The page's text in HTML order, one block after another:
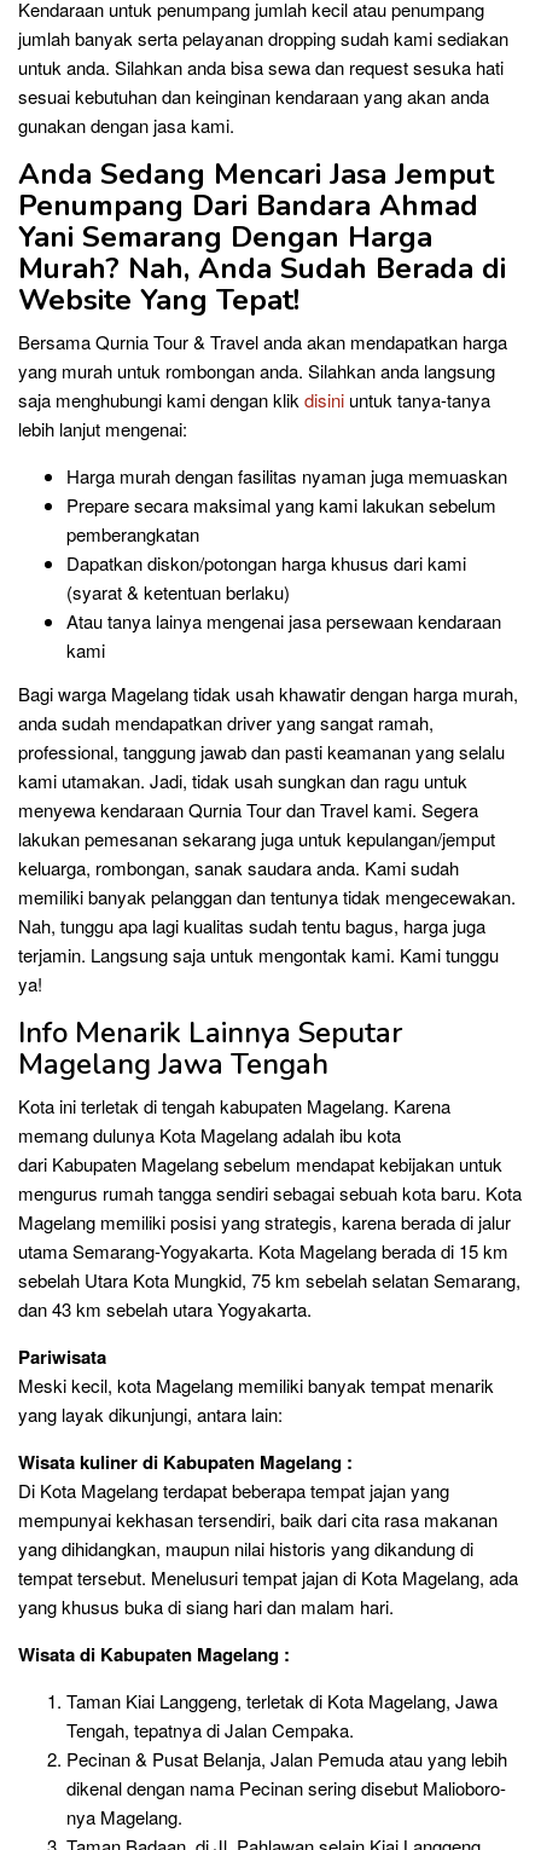
Kendaraan untuk penumpang jumlah kecil atau penumpang
jumlah banyak serta pelayanan dropping sudah kami sediakan
untuk anda. Silahkan anda bisa sewa dan request sesuka hati
sesuai kebutuhan dan keinginan kendaraan yang akan anda
gunakan dengan jasa kami.
Anda Sedang Mencari Jasa Jemput
Penumpang Dari Bandara Ahmad
Yani Semarang Dengan Harga
Murah? Nah, Anda Sudah Berada di
Website Yang Tepat!
Bersama Qurnia Tour & Travel anda akan mendapatkan harga
yang murah untuk rombongan anda. Silahkan anda langsung
saja menghubungi kami dengan klik disini untuk tanya-tanya
lebih lanjut mengenai:
Harga murah dengan fasilitas nyaman juga memuaskan
Prepare secara maksimal yang kami lakukan sebelum
pemberangkatan
Dapatkan diskon/potongan harga khusus dari kami
(syarat & ketentuan berlaku)
Atau tanya lainya mengenai jasa persewaan kendaraan
kami
Bagi warga Magelang tidak usah khawatir dengan harga murah,
anda sudah mendapatkan driver yang sangat ramah,
professional, tanggung jawab dan pasti keamanan yang selalu
kami utamakan. Jadi, tidak usah sungkan dan ragu untuk
menyewa kendaraan Qurnia Tour dan Travel kami. Segera
lakukan pemesanan sekarang juga untuk kepulangan/jemput
keluarga, rombongan, sanak saudara anda. Kami sudah
memiliki banyak pelanggan dan tentunya tidak mengecewakan.
Nah, tunggu apa lagi kualitas sudah tentu bagus, harga juga
terjamin. Langsung saja untuk mengontak kami. Kami tunggu
ya!
Info Menarik Lainnya Seputar
Magelang Jawa Tengah
Kota ini terletak di tengah kabupaten Magelang. Karena
memang dulunya Kota Magelang adalah ibu kota
dari Kabupaten Magelang sebelum mendapat kebijakan untuk
mengurus rumah tangga sendiri sebagai sebuah kota baru. Kota
Magelang memiliki posisi yang strategis, karena berada di jalur
utama Semarang-Yogyakarta. Kota Magelang berada di 15 km
sebelah Utara Kota Mungkid, 75 km sebelah selatan Semarang,
dan 43 km sebelah utara Yogyakarta.
Pariwisata
Meski kecil, kota Magelang memiliki banyak tempat menarik
yang layak dikunjungi, antara lain:
Wisata kuliner di Kabupaten Magelang :
Di Kota Magelang terdapat beberapa tempat jajan yang
mempunyai kekhasan tersendiri, baik dari cita rasa makanan
yang dihidangkan, maupun nilai historis yang dikandung di
tempat tersebut. Menelusuri tempat jajan di Kota Magelang, ada
yang khusus buka di siang hari dan malam hari.
Wisata di Kabupaten Magelang :
Taman Kiai Langgeng, terletak di Kota Magelang, Jawa
Tengah, tepatnya di Jalan Cempaka.
Pecinan & Pusat Belanja, Jalan Pemuda atau yang lebih
dikenal dengan nama Pecinan sering disebut Malioboro-
nya Magelang.